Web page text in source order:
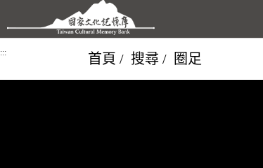
跳到主要內容區塊
::: 首頁 搜尋 圈足